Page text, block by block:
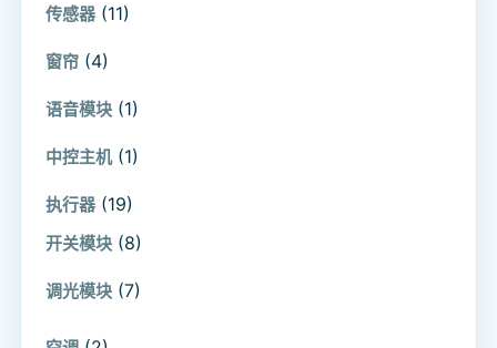
传感器 (11)
窗帘 (4)
语音模块 (1)
中控主机 (1)
执行器 (19)
开关模块 (8)
调光模块 (7)